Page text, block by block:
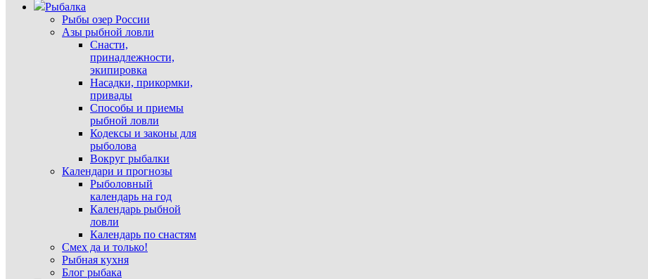
Рыбалка
Рыбы озер России
Азы рыбной ловли
Снасти,
принадлежности,
экипировка
Насадки, прикормки,
привады
Способы и приемы
рыбной ловли
Кодексы и законы для
рыболова
Вокруг рыбалки
Календари и прогнозы
Рыболовный
календарь на год
Календарь рыбной
ловли
Календарь по снастям
Смех да и только!
Рыбная кухня
Блог рыбака